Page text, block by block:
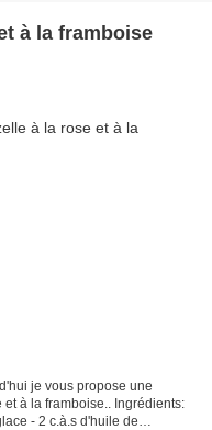
à la framboise
je vous propose une
à la framboise.. Ingrédients:
- 2 c.à.s d'huile de